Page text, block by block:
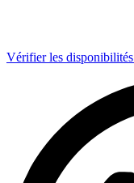
Vérifier les disponibilités